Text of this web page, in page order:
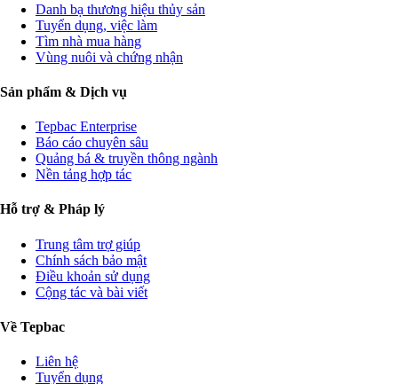
Danh bạ thương hiệu thủy sản
Tuyển dụng, việc làm
Tìm nhà mua hàng
Vùng nuôi và chứng nhận
Sản phẩm & Dịch vụ
Tepbac Enterprise
Báo cáo chuyên sâu
Quảng bá & truyền thông ngành
Nền tảng hợp tác
Hỗ trợ & Pháp lý
Trung tâm trợ giúp
Chính sách bảo mật
Điều khoản sử dụng
Cộng tác và bài viết
Về Tepbac
Liên hệ
Tuyển dụng